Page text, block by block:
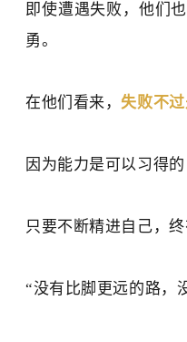
即使遭遇失败 ，他们
勇。
在他们看来， 失败不过
因为能力是可以习得
只要不断精进自己，终
“没有比脚更远的路，